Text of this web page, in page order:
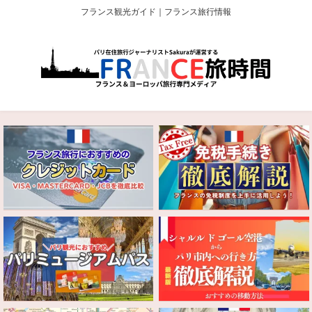
フランス観光ガイド｜フランス旅行情報